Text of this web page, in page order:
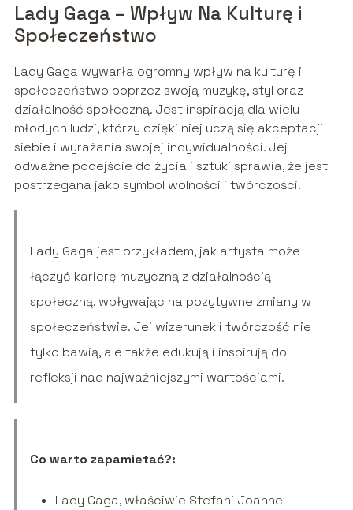
Lady Gaga – Wpływ Na Kulturę i
Społeczeństwo
Lady Gaga wywarła ogromny wpływ na kulturę i
społeczeństwo poprzez swoją muzykę, styl oraz
działalność społeczną. Jest inspiracją dla wielu
młodych ludzi, którzy dzięki niej uczą się akceptacji
siebie i wyrażania swojej indywidualności. Jej
odważne podejście do życia i sztuki sprawia, że jest
postrzegana jako symbol wolności i twórczości.
Lady Gaga jest przykładem, jak artysta może
łączyć karierę muzyczną z działalnością
społeczną, wpływając na pozytywne zmiany w
społeczeństwie. Jej wizerunek i twórczość nie
tylko bawią, ale także edukują i inspirują do
refleksji nad najważniejszymi wartościami.
Co warto zapamietać?:
Lady Gaga, właściwie Stefani Joanne